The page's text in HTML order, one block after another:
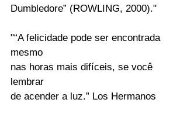
Dumbledore” (ROWLING, 2000)."
"“A felicidade pode ser encontrada
mesmo
nas horas mais difíceis, se você
lembrar
de acender a luz.” Los Hermanos